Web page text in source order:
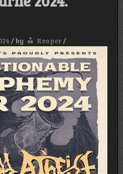
/by Reaper/